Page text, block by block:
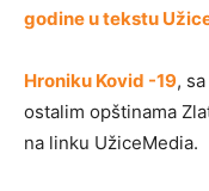
godine u tekstu
Hroniku Kovid -19,
ostalim opštinama
na linku UžiceMedia.